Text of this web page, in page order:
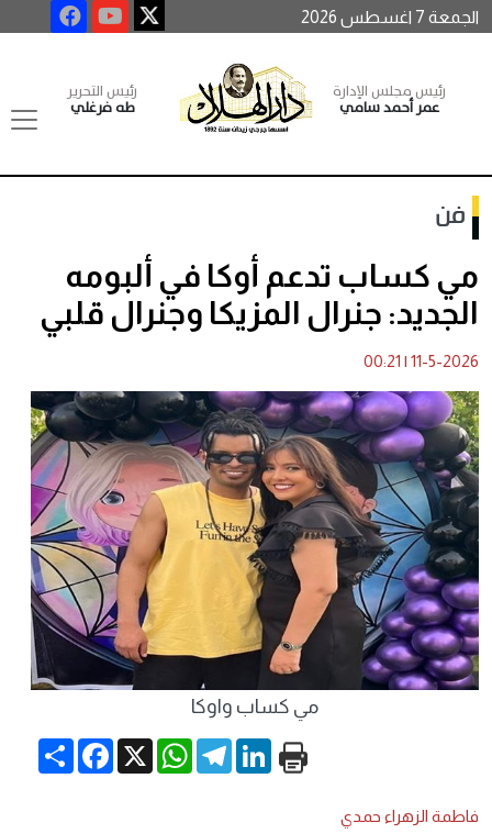
الجمعة 7 اغسطس 2026
رئيس مجلس الإدارة
عمر أحمد سامي
رئيس التحرير
طه فرغلي
فن
مي كساب تدعم أوكا في ألبومه
الجديد: جنرال المزيكا وجنرال قلبي
11-5-2026
|
00:21
مي كساب واوكا
Share
Facebook X
WhatsApp
TelegramLinkedIn
فاطمة الزهراء حمدي